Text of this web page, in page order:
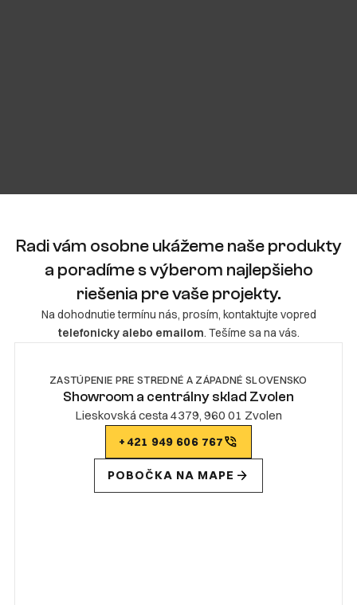
Radi vám osobne ukážeme naše produkty
a poradíme s výberom najlepšieho
riešenia pre vaše projekty.
Na dohodnutie termínu nás, prosím, kontaktujte vopred
telefonicky alebo emailom. Tešíme sa na vás.
ZASTÚPENIE PRE STREDNÉ A ZÁPADNÉ SLOVENSKO
Showroom a centrálny sklad Zvolen
Lieskovská cesta 4379, 960 01 Zvolen
+421 949 606 767
POBOČKA NA MAPE